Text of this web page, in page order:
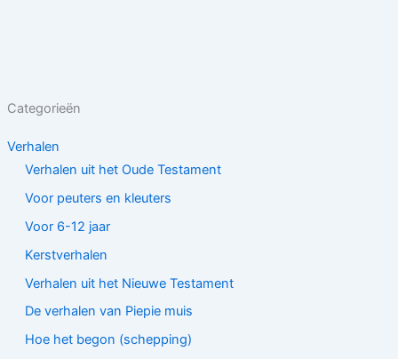
Categorieën
Verhalen
Verhalen uit het Oude Testament
Voor peuters en kleuters
Voor 6-12 jaar
Kerstverhalen
Verhalen uit het Nieuwe Testament
De verhalen van Piepie muis
Hoe het begon (schepping)